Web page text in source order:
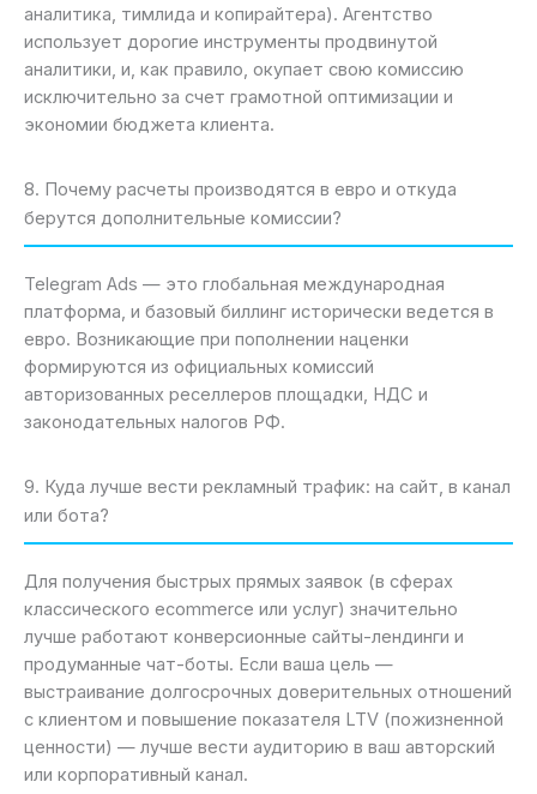
аналитика, тимлида и копирайтера). Агентство
использует дорогие инструменты продвинутой
аналитики, и, как правило, окупает свою комиссию
исключительно за счет грамотной оптимизации и
экономии бюджета клиента.
8. Почему расчеты производятся в евро и откуда
берутся дополнительные комиссии?
Telegram Ads — это глобальная международная
платформа, и базовый биллинг исторически ведется в
евро. Возникающие при пополнении наценки
формируются из официальных комиссий
авторизованных реселлеров площадки, НДС и
законодательных налогов РФ.
9. Куда лучше вести рекламный трафик: на сайт, в канал
или бота?
Для получения быстрых прямых заявок (в сферах
классического ecommerce или услуг) значительно
лучше работают конверсионные сайты-лендинги и
продуманные чат-боты. Если ваша цель —
выстраивание долгосрочных доверительных отношений
с клиентом и повышение показателя LTV (пожизненной
ценности) — лучше вести аудиторию в ваш авторский
или корпоративный канал.